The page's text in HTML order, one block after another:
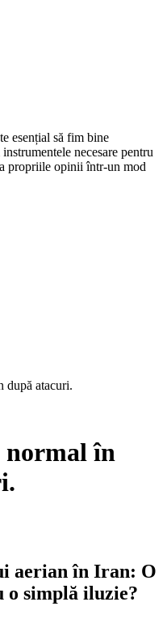
esențial să fim bine
necesare pentru
propriile opinii într-un mod
după atacuri.
normal în
aerian în Iran: O
o simplă iluzie?